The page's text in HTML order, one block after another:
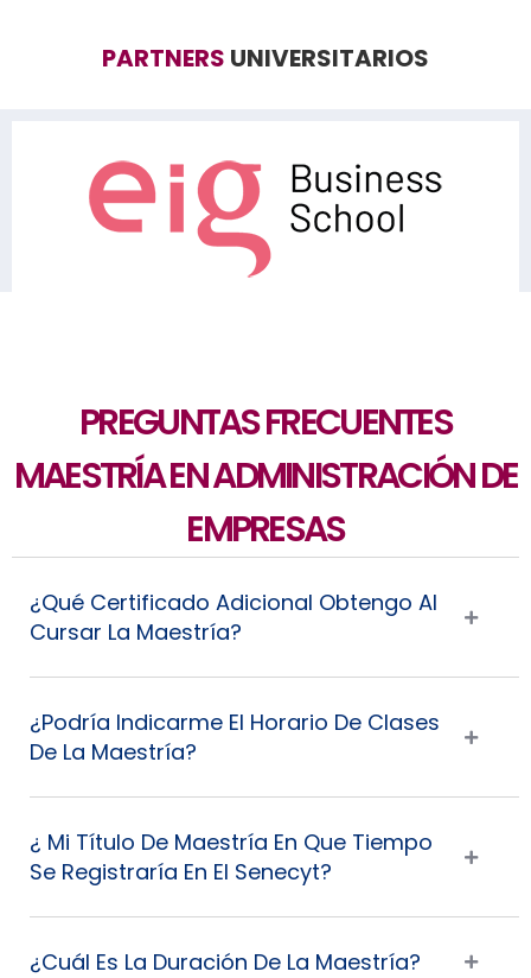
PARTNERS UNIVERSITARIOS
PREGUNTAS FRECUENTES
MAESTRÍA EN ADMINISTRACIÓN DE
EMPRESAS
¿Qué Certificado Adicional Obtengo Al
Cursar La Maestría?
¿Podría Indicarme El Horario De Clases
De La Maestría?
¿ Mi Título De Maestría En Que Tiempo
Se Registraría En El Senecyt?
¿Cuál Es La Duración De La Maestría?